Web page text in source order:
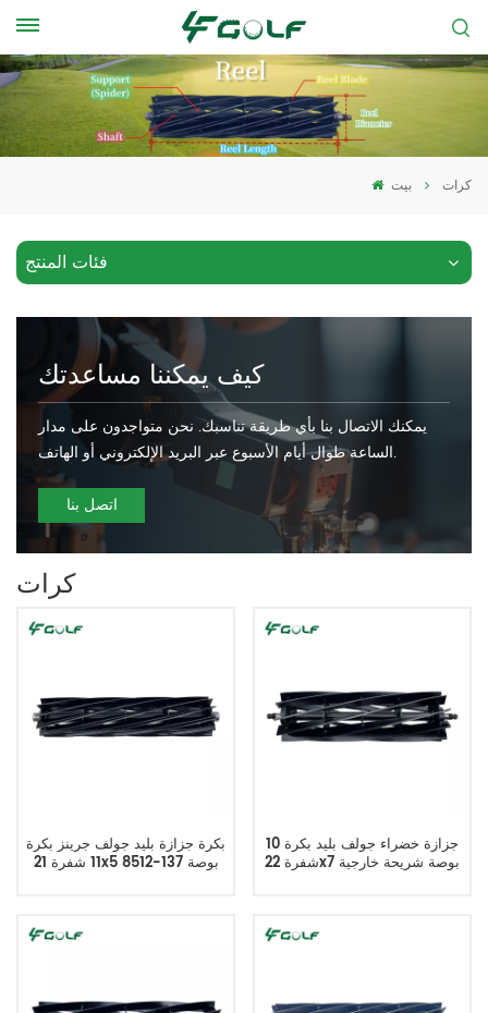
بيت كرات
فئات المنتج
كيف يمكننا مساعدتك
يمكنك الاتصال بنا بأي طريقة تناسبك. نحن متواجدون على مدار
الساعة طوال أيام الأسبوع عبر البريد الإلكتروني أو الهاتف.
اتصل بنا
كرات
بكرة جزازة بليد جولف جرينز بكرة
11 شفرة 21x5 بوصة 137-8512
جزازة خضراء جولف بليد بكرة 10
شفرة 22x7 بوصة شريحة خارجية